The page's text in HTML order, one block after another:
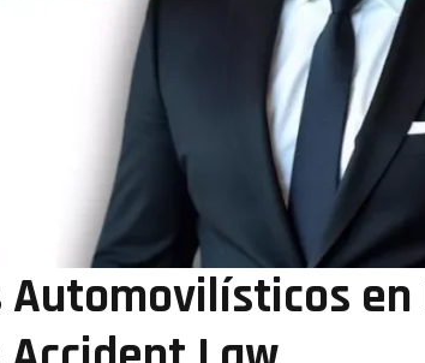
Automovilísticos